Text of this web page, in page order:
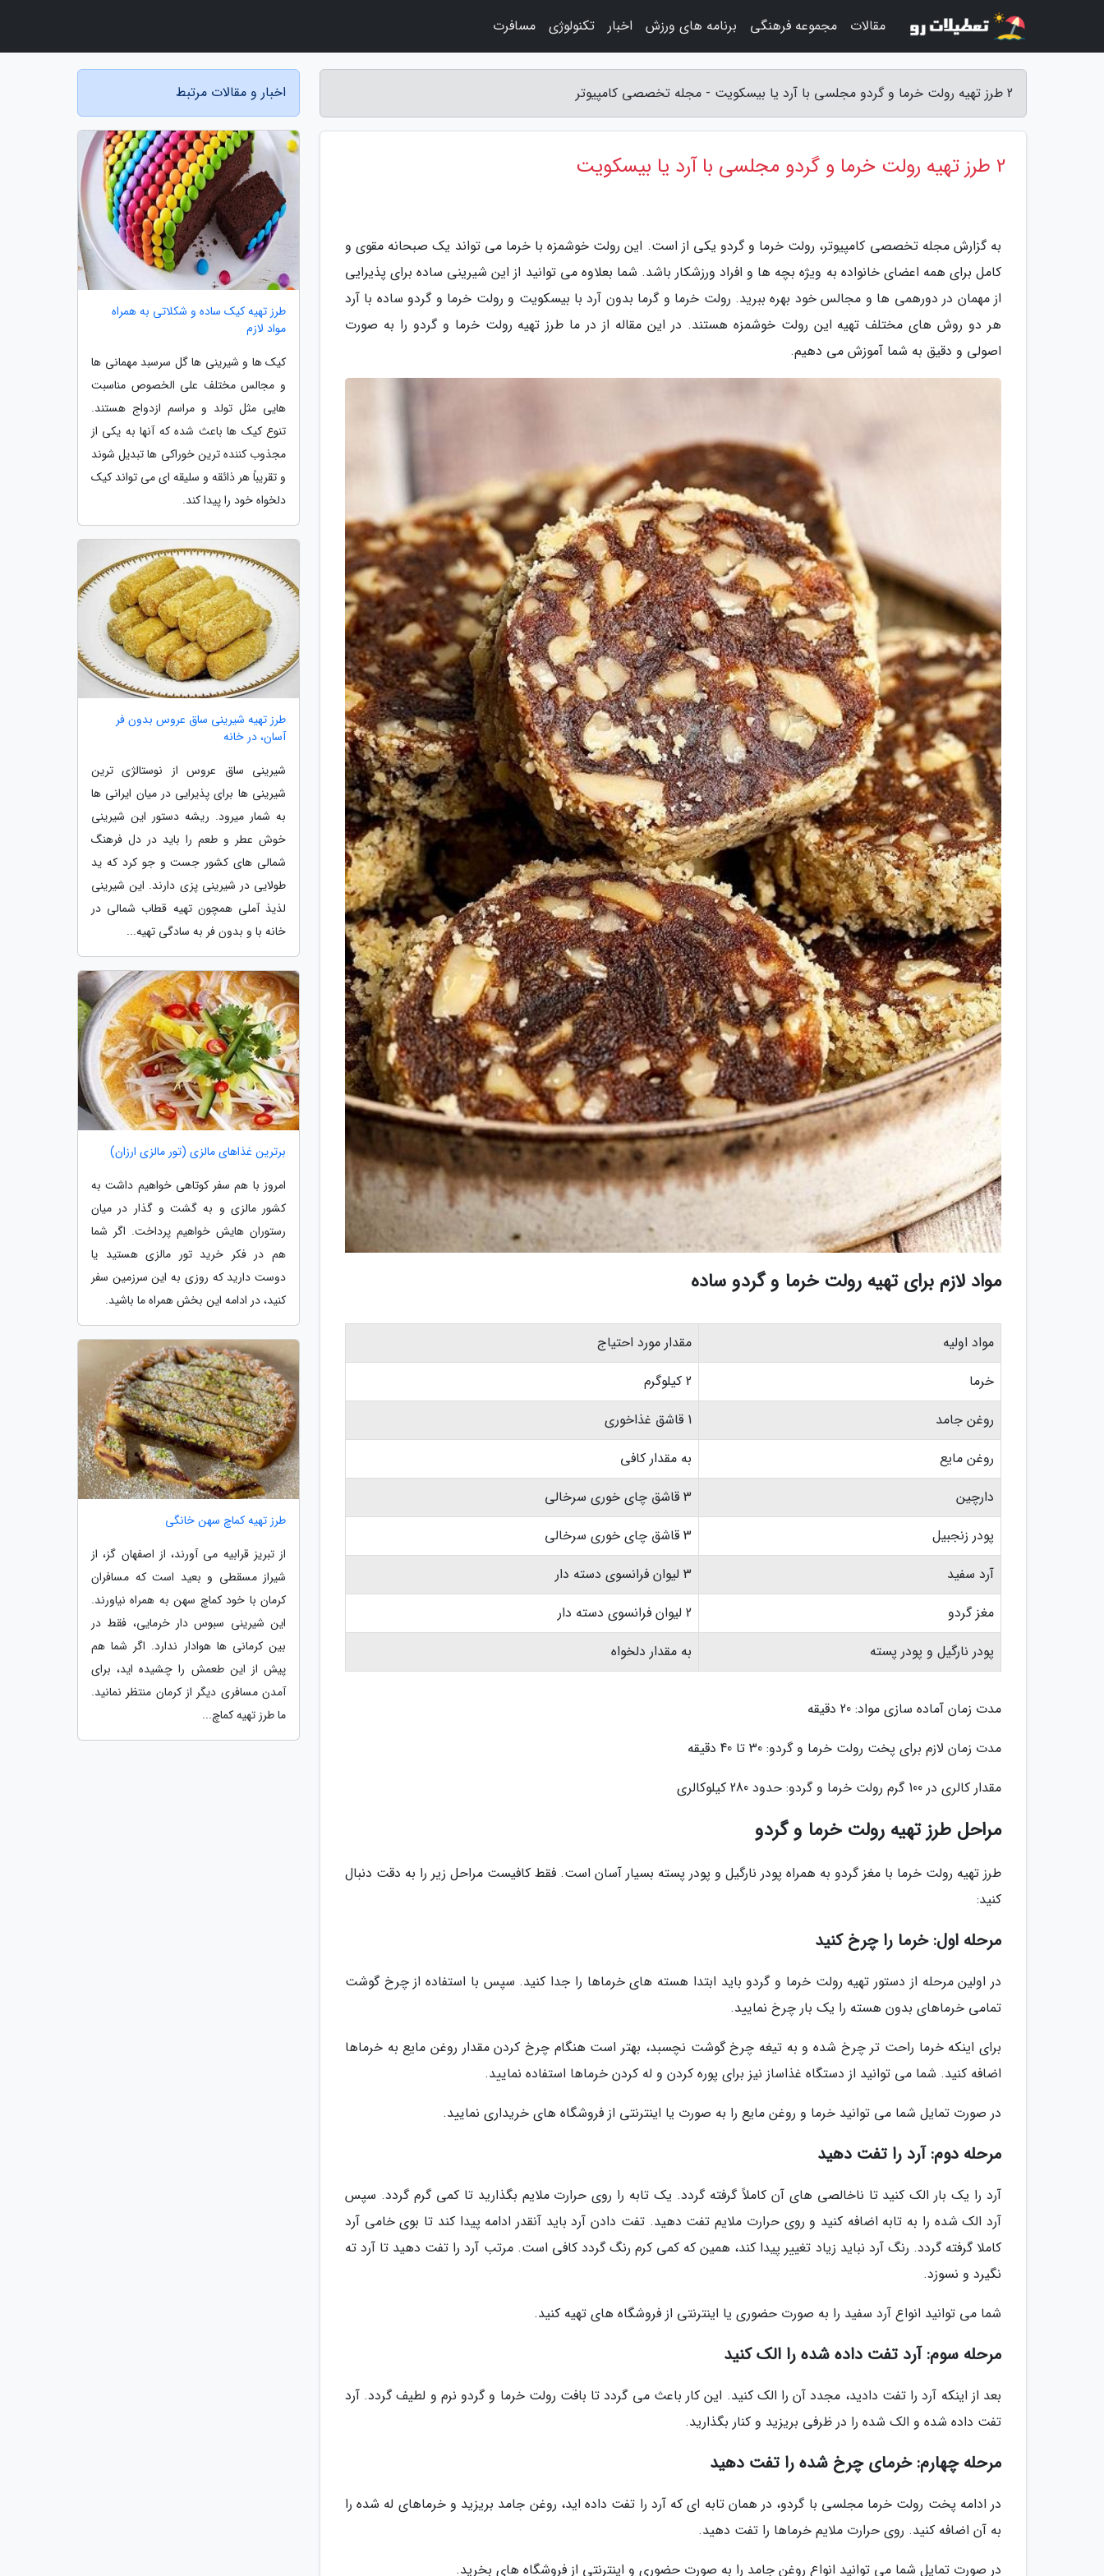
2 طرز تهیه رولت خرما و گردو مجلسی با آرد یا بیسکویت - مجله تخصصی کامپیوتر
2 طرز تهیه رولت خرما و گردو مجلسی با آرد یا بیسکویت
به گزارش مجله تخصصی کامپیوتر، رولت خرما و گردو یکی از است. این رولت خوشمزه با خرما می تواند یک صبحانه مقوی و
کامل برای همه اعضای خانواده به ویژه بچه ها و افراد ورزشکار باشد. شما بعلاوه می توانید از این شیرینی ساده برای پذیرایی
از مهمان در دورهمی ها و مجالس خود بهره ببرید. رولت خرما و گرما بدون آرد با بیسکویت و رولت خرما و گردو ساده با آرد
هر دو روش های مختلف تهیه این رولت خوشمزه هستند. در این مقاله از در ما طرز تهیه رولت خرما و گردو را به صورت
اصولی و دقیق به شما آموزش می دهیم.
مواد لازم برای تهیه رولت خرما و گردو ساده
مواد اولیه
مقدار مورد احتیاج
خرما
2 کیلوگرم
روغن جامد
1 قاشق غذاخوری
روغن مایع
به مقدار کافی
دارچین
3 قاشق چای خوری سرخالی
پودر زنجبیل
3 قاشق چای خوری سرخالی
آرد سفید
3 لیوان فرانسوی دسته دار
مغز گردو
2 لیوان فرانسوی دسته دار
پودر نارگیل و پودر پسته
به مقدار دلخواه
مدت زمان آماده سازی مواد: 20 دقیقه
مدت زمان لازم برای پخت رولت خرما و گردو: 30 تا 40 دقیقه
مقدار کالری در 100 گرم رولت خرما و گردو: حدود 280 کیلوکالری
مراحل طرز تهیه رولت خرما و گردو
طرز تهیه رولت خرما با مغز گردو به همراه پودر نارگیل و پودر پسته بسیار آسان است. فقط کافیست مراحل زیر را به دقت دنبال
کنید:
مرحله اول: خرما را چرخ کنید
در اولین مرحله از دستور تهیه رولت خرما و گردو باید ابتدا هسته های خرماها را جدا کنید. سپس با استفاده از چرخ گوشت
تمامی خرماهای بدون هسته را یک بار چرخ نمایید.
برای اینکه خرما راحت تر چرخ شده و به تیغه چرخ گوشت نچسبد، بهتر است هنگام چرخ کردن مقدار روغن مایع به خرماها
اضافه کنید. شما می توانید از دستگاه غذاساز نیز برای پوره کردن و له کردن خرماها استفاده نمایید.
در صورت تمایل شما می توانید خرما و روغن مایع را به صورت یا اینترنتی از فروشگاه های خریداری نمایید.
مرحله دوم: آرد را تفت دهید
آرد را یک بار الک کنید تا ناخالصی های آن کاملاً گرفته گردد. یک تابه را روی حرارت ملایم بگذارید تا کمی گرم گردد. سپس
آرد الک شده را به تابه اضافه کنید و روی حرارت ملایم تفت دهید. تفت دادن آرد باید آنقدر ادامه پیدا کند تا بوی خامی آرد
کاملا گرفته گردد. رنگ آرد نباید زیاد تغییر پیدا کند، همین که کمی کرم رنگ گردد کافی است. مرتب آرد را تفت دهید تا آرد ته
نگیرد و نسوزد.
شما می توانید انواع آرد سفید را به صورت حضوری یا اینترنتی از فروشگاه های تهیه کنید.
مرحله سوم: آرد تفت داده شده را الک کنید
بعد از اینکه آرد را تفت دادید، مجدد آن را الک کنید. این کار باعث می گردد تا بافت رولت خرما و گردو نرم و لطیف گردد. آرد
تفت داده شده و الک شده را در ظرفی بریزید و کنار بگذارید.
مرحله چهارم: خرمای چرخ شده را تفت دهید
در ادامه پخت رولت خرما مجلسی با گردو، در همان تابه ای که آرد را تفت داده اید، روغن جامد بریزید و خرماهای له شده را
به آن اضافه کنید. روی حرارت ملایم خرماها را تفت دهید.
در صورت تمایل شما می توانید انواع روغن جامد را به صورت حضوری و اینترنتی از فروشگاه های بخرید.
اخبار و مقالات مرتبط
طرز تهیه کیک ساده و شکلاتی به همراه
مواد لازم
کیک ها و شیرینی ها گل سرسبد مهمانی ها
و مجالس مختلف علی الخصوص مناسبت
هایی مثل تولد و مراسم ازدواج هستند.
تنوع کیک ها باعث شده که آنها به یکی از
مجذوب کننده ترین خوراکی ها تبدیل شوند
و تقریباً هر ذائقه و سلیقه ای می تواند کیک
دلخواه خود را پیدا کند.
طرز تهیه شیرینی ساق عروس بدون فر
آسان، در خانه
شیرینی ساق عروس از نوستالژی ترین
شیرینی ها برای پذیرایی در میان ایرانی ها
به شمار میرود. ریشه دستور این شیرینی
خوش عطر و طعم را باید در دل فرهنگ
شمالی های کشور جست و جو کرد که ید
طولایی در شیرینی پزی دارند. این شیرینی
لذیذ آملی همچون تهیه قطاب شمالی در
خانه با و بدون فر به سادگی تهیه...
برترین غذاهای مالزی (تور مالزی ارزان)
امروز با هم سفر کوتاهی خواهیم داشت به
کشور مالزی و به گشت و گذار در میان
رستوران هایش خواهیم پرداخت. اگر شما
هم در فکر خرید تور مالزی هستید یا
دوست دارید که روزی به این سرزمین سفر
کنید، در ادامه این بخش همراه ما باشید.
طرز تهیه کماچ سهن خانگی
از تبریز قرابیه می آورند، از اصفهان گز، از
شیراز مسقطی و بعید است که مسافران
کرمان با خود کماچ سهن به همراه نیاورند.
این شیرینی سبوس دار خرمایی، فقط در
بین کرمانی ها هوادار ندارد. اگر شما هم
پیش از این طعمش را چشیده اید، برای
آمدن مسافری دیگر از کرمان منتظر نمانید.
ما طرز تهیه کماچ...
مقالات مجموعه فرهنگی برنامه های ورزش اخبار تکنولوژی مسافرت